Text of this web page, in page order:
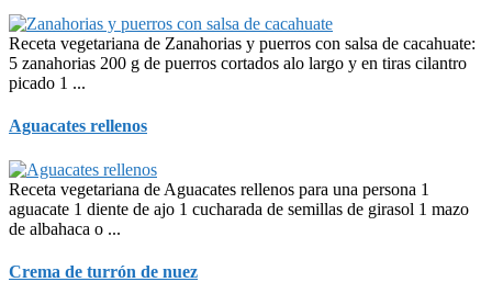
Receta vegetariana de Zanahorias y puerros con salsa de cacahuate:
5 zanahorias 200 g de puerros cortados alo largo y en tiras cilantro
picado 1 ...
Aguacates rellenos
Receta vegetariana de Aguacates rellenos para una persona 1
aguacate 1 diente de ajo 1 cucharada de semillas de girasol 1 mazo
de albahaca o ...
Crema de turrón de nuez